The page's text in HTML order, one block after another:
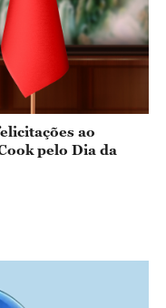
ao
pelo Dia da